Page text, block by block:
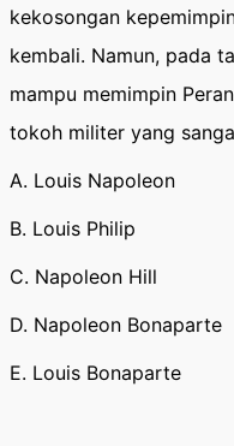
kekosongan
kembali. Namun, pada
mampu memimpin
tokoh militer yang
A. Louis Napoleon
B. Louis Philip
C. Napoleon Hill
D. Napoleon Bonaparte
E. Louis Bonaparte